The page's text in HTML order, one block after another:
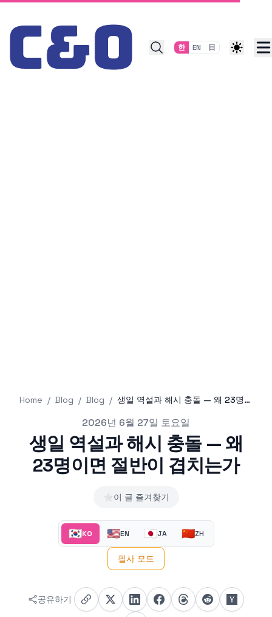
Skip to content
한 EN 日
Home / Blog / Blog / 생일 역설과 해시 충돌 — 왜 23명이면 절반이 겹치는가
2026년 6월 27일 토요일
생일 역설과 해시 충돌 — 왜
23명이면 절반이 겹치는가
⭐이 글 즐겨찾기
🇰🇷KO 🇺🇸EN 🇯🇵JA 🇨🇳ZH
필사 모드
공유하기